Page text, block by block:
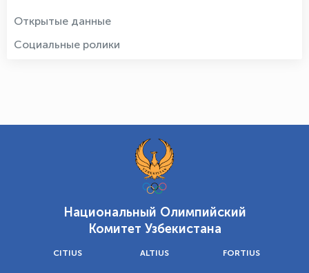
Открытые данные
Социальные ролики
Национальный Олимпийский
Комитет Узбекистана
CITIUS ALTIUS FORTIUS